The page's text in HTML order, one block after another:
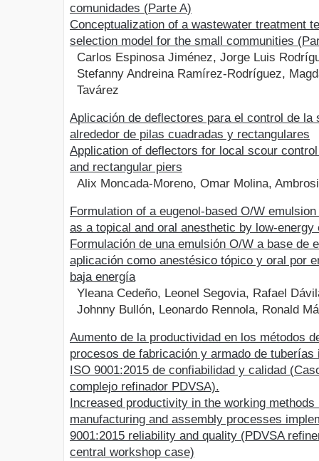
comunidades (Parte A)
Conceptualization of a wastewater treatment
selection model for the small communities
Carlos Espinosa Jiménez, Jorge Luis
Stefanny Andreina Ramírez-Rodríguez,
Tavárez
Aplicación de deflectores para el control de la
alrededor de pilas cuadradas y rectangulares
Application of deflectors for local scour
and rectangular piers
Alix Moncada-Moreno, Omar Molina,
Formulation of a eugenol-based O/W
as a topical and oral anesthetic by low-energy
Formulación de una emulsión O/W a base de
aplicación como anestésico tópico y oral por
baja energía
Yleana Cedeño, Leonel Segovia, Rafael
Johnny Bullón, Leonardo Rennola, Ronald
Aumento de la productividad en los métodos
procesos de fabricación y armado de tuberías
ISO 9001:2015 de confiabilidad y calidad
complejo refinador PDVSA).
Increased productivity in the working methods
manufacturing and assembly processes
9001:2015 reliability and quality (PDVSA
central workshop case)